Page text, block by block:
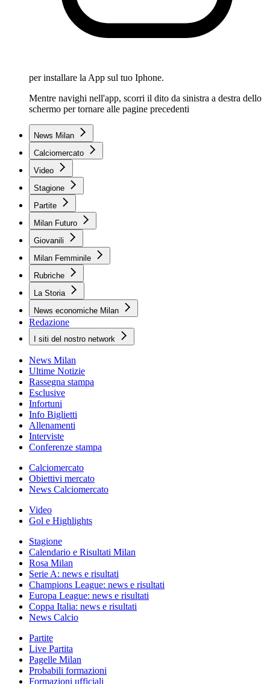
per installare la App sul tuo Iphone.
Mentre navighi nell'app, scorri il dito da sinistra a destra dello
schermo per tornare alle pagine precedenti
News Milan
Calciomercato
Video
Stagione
Partite
Milan Futuro
Giovanili
Milan Femminile
Rubriche
La Storia
News economiche Milan
Redazione
I siti del nostro network
News Milan
Ultime Notizie
Rassegna stampa
Esclusive
Infortuni
Info Biglietti
Allenamenti
Interviste
Conferenze stampa
Calciomercato
Obiettivi mercato
News Calciomercato
Video
Gol e Highlights
Stagione
Calendario e Risultati Milan
Rosa Milan
Serie A: news e risultati
Champions League: news e risultati
Europa League: news e risultati
Coppa Italia: news e risultati
News Calcio
Partite
Live Partita
Pagelle Milan
Probabili formazioni
Formazioni ufficiali